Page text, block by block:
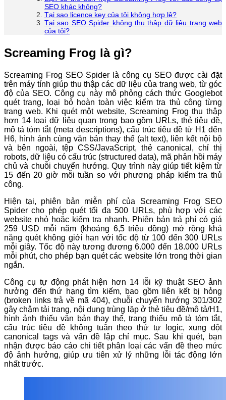
SEO khác không?
Tại sao licence key của tôi không hợp lệ?
Tại sao SEO Spider không thu thập dữ liệu trang web
của tôi?
Screaming Frog là gì?
Screaming Frog SEO Spider là công cụ SEO được cài đặt
trên máy tính giúp thu thập các dữ liệu của trang web, từ góc
độ của SEO. Công cụ này mô phỏng cách thức Googlebot
quét trang, loại bỏ hoàn toàn việc kiểm tra thủ công từng
trang web. Khi quét một website, Screaming Frog thu thập
hơn 14 loại dữ liệu quan trọng bao gồm URLs, thẻ tiêu đề,
mô tả tóm tắt (meta descriptions), cấu trúc tiêu đề từ H1 đến
H6, hình ảnh cùng văn bản thay thế (alt text), liên kết nội bộ
và bên ngoài, tệp CSS/JavaScript, thẻ canonical, chỉ thị
robots, dữ liệu có cấu trúc (structured data), mã phản hồi máy
chủ và chuỗi chuyển hướng. Quy trình này giúp tiết kiệm từ
15 đến 20 giờ mỗi tuần so với phương pháp kiểm tra thủ
công.
Hiện tại, phiên bản miễn phí của Screaming Frog SEO
Spider cho phép quét tối đa 500 URLs, phù hợp với các
website nhỏ hoặc kiểm tra nhanh. Phiên bản trả phí có giá
259 USD mỗi năm (khoảng 6,5 triệu đồng) mở rộng khả
năng quét không giới hạn với tốc độ từ 100 đến 300 URLs
mỗi giây. Tốc độ này tương đương 6.000 đến 18.000 URLs
mỗi phút, cho phép bạn quét các website lớn trong thời gian
ngắn.
Công cụ tự động phát hiện hơn 14 lỗi kỹ thuật SEO ảnh
hưởng đến thứ hạng tìm kiếm, bao gồm liên kết bị hỏng
(broken links trả về mã 404), chuỗi chuyển hướng 301/302
gây chậm tải trang, nội dung trùng lặp ở thẻ tiêu đề/mô tả/H1,
hình ảnh thiếu văn bản thay thế, trang thiếu mô tả tóm tắt,
cấu trúc tiêu đề không tuân theo thứ tự logic, xung đột
canonical tags và vấn đề lập chỉ mục. Sau khi quét, bạn
nhận được báo cáo chi tiết phân loại các vấn đề theo mức
độ ảnh hưởng, giúp ưu tiên xử lý những lỗi tác động lớn
nhất trước.